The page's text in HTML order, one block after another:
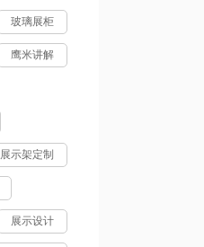
玻璃展柜
鹰米讲解
展示架定制
展示设计